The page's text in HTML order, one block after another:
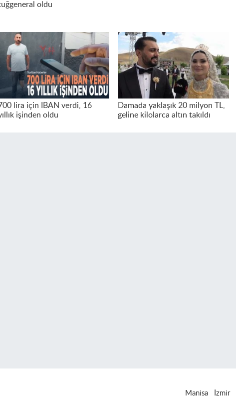
oldu
lira için IBAN verdi, 16
işinden oldu
Damada yaklaşık 20 milyon TL,
geline kilolarca altın takıldı
Manisa İzmir